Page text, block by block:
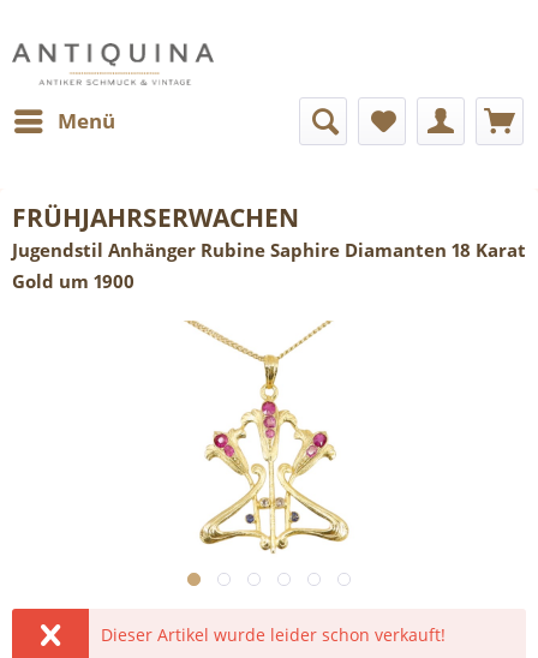
Menü
FRÜHJAHRSERWACHEN
Jugendstil Anhänger Rubine Saphire Diamanten 18 Karat
Gold um 1900
Dieser Artikel wurde leider schon verkauft!